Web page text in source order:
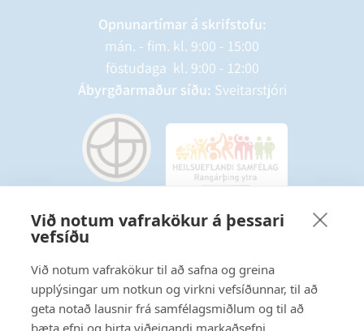
Við notum vafrakökur á þessari
vefsíðu
Við notum vafrakökur til að safna og greina
upplýsingar um notkun og virkni vefsíðunnar, til að
geta notað lausnir frá samfélagsmiðlum og til að
bæta efni og birta viðeigandi markaðsefni.
Opnunartímar á skrifstofu:
mán. - fim. kl. 9:00 - 15:00
föstudaga kl. 9:00 - 12:00
Ábyrgðarmaður síðu: Sveitarstjóri
Starfsmannavefur
Hafðu samband
Ritstjórnarstefna